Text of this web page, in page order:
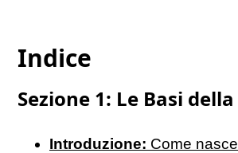
Indice
Sezione 1: Le Basi
Introduzione: Come